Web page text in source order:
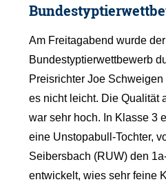
Am Freitagabend wurde der
Bundestyptierwettbewerb
Preisrichter Joe
es nicht leicht. Die Qualität
war sehr hoch. In Klasse 3
eine Unstopabull-Tochter,
Seibersbach (RUW) den
entwickelt, wies sehr feine